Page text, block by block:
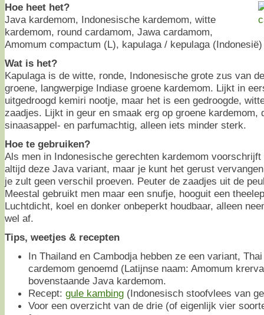
Hoe heet het?
Java kardemom, Indonesische kardemom, witte
kardemom, round cardamom, Jawa cardamom,
Amomum compactum (L), kapulaga / kepulaga (Indonesië)
Wat is het?
Kapulaga is de witte, ronde, Indonesische grote zus van
groene, langwerpige Indiase groene kardemom. Lijkt in
uitgedroogd kemiri nootje, maar het is een gedroogde,
zaadjes. Lijkt in geur en smaak erg op groene kardemom,
sinaasappel- en parfumachtig, alleen iets minder sterk.
Hoe te gebruiken?
Als men in Indonesische gerechten kardemom
altijd deze Java variant, maar je kunt het gerust
je zult geen verschil proeven. Peuter de zaadjes uit de
Meestal gebruikt men maar een snufje, hooguit een
Luchtdicht, koel en donker onbeperkt houdbaar, alleen
wel af.
Tips, weetjes & recepten
In Thailand en Cambodja hebben ze een variant,
cardemom genoemd (Latijnse naam: Amomum
bovenstaande Java kardemom.
Recept: gule kambing (Indonesisch stoofvlees van
Voor een overzicht van de drie (of eigenlijk vier